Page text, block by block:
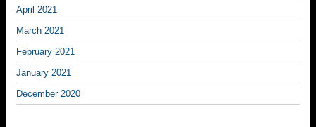
April 2021
March 2021
February 2021
January 2021
December 2020